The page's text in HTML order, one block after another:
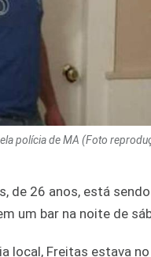
polícia de MA (Foto
de 26 anos, está
um bar na noite de
local, Freitas estava